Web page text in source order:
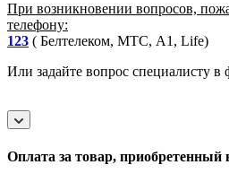
При возникновении вопросов,
телефону:
123 ( Белтелеком, МТС, A1, Life)
Или задайте вопрос специалисту в
Оплата за товар, приобретенный